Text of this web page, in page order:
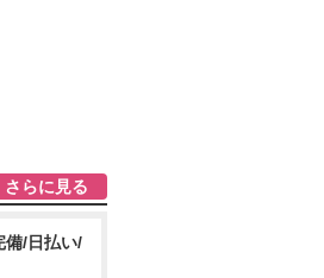
さらに見る
備/日払い/